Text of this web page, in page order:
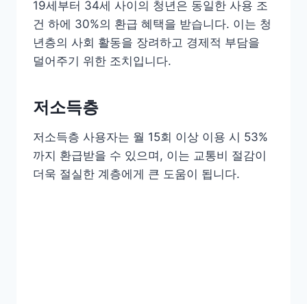
19세부터 34세 사이의 청년은 동일한 사용 조
건 하에 30%의 환급 혜택을 받습니다. 이는 청
년층의 사회 활동을 장려하고 경제적 부담을
덜어주기 위한 조치입니다.
저소득층
저소득층 사용자는 월 15회 이상 이용 시 53%
까지 환급받을 수 있으며, 이는 교통비 절감이
더욱 절실한 계층에게 큰 도움이 됩니다.